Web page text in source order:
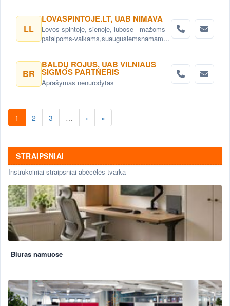
LL
LOVASPINTOJE.LT, UAB NIMAVA
Lovos spintoje, sienoje, lubose - mažoms
patalpoms-vaikams,suaugusiemsnamams,
BR
BALDŲ ROJUS, UAB VILNIAUS
SIGMOS PARTNERIS
Aprašymas nenurodytas
1 2 3 … › »
STRAIPSNIAI
Instrukciniai straipsniai abėcėlės tvarka
Biuras namuose